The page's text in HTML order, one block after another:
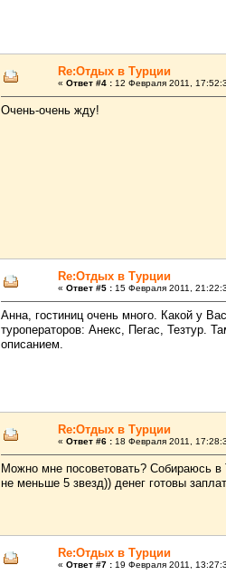
Re:Отдых в Турции
« Ответ #4 : 12 Февраля 2011,
Очень-очень жду!
Re:Отдых в Турции
« Ответ #5 : 15 Февраля 2011,
Анна, гостиниц очень много. Какой у
туроператоров: Анекс, Пегас, Тезтур.
описанием.
Re:Отдых в Турции
« Ответ #6 : 18 Февраля 2011,
Можно мне посоветовать? Собираюсь
не меньше 5 звезд)) денег готовы
Re:Отдых в Турции
« Ответ #7 : 19 Февраля 2011,